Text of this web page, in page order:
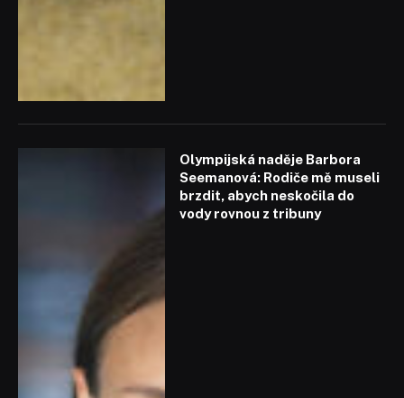
Olympijská naděje Barbora
Seemanová: Rodiče mě museli
brzdit, abych neskočila do
vody rovnou z tribuny